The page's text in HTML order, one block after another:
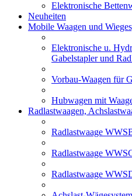
Elektronische
Neuheiten
Mobile Waagen und
Elektronische u.
Gabelstapler und
Vorbau-Waagen für
Hubwagen mit
Radlastwaagen,
Radlastwaage
Radlastwaage
Radlastwaage